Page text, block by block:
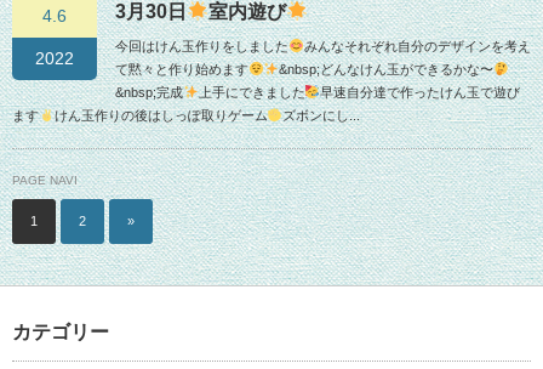
4.6
2022
3月30日 室内遊び
今回はけん玉作りをしました
みんなそれぞれ自分のデザインを考え
て黙々と作り始めます
&nbsp;どんなけん玉ができるかな〜
&nbsp;完成
上手にできました
早速自分達で作ったけん玉で遊び
ます
けん玉作りの後はしっぽ取りゲーム ズボンにし...
PAGE NAVI
1 2 »
カテゴリー